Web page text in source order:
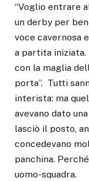
“Voglio entrare
un derby per
voce cavernosa
a partita iniziata.
con la maglia
porta”. Tutti
interista: ma
avevano dato
lasciò il posto,
concedevano
panchina.
uomo-squadra.